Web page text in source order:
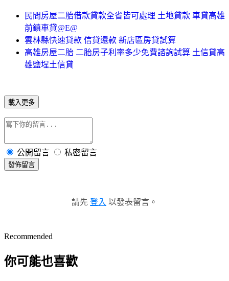
民間房屋二胎借款貸款全省皆可處理 土地貸款 車貸高雄
前鎮車貸@E@
雲林縣快速貸款 信貸還款 新店區房貸試算
高雄房屋二胎 二胎房子利率多少免費諮詢試算 土信貸高
雄鹽埕土信貸
載入更多
公開留言 私密留言
發佈留言
請先 登入 以發表留言。
Recommended
你可能也喜歡